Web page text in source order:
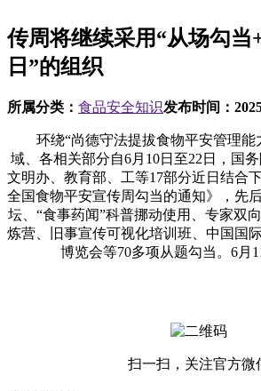
传周将继续采用“从场勾当
日”的组织
所属分类： 食品安全知识发布时间：
环绕“尚德守法提拔食物平安管理能
域、各相关部分自6月10日至22日，国
文明办、教育部、工等17部分近日结合
全国食物平安宣传周勾当的通知》，先
坛、“食事药闻”科普挪动使用、专家双
炼营、旧事宣传可视化培训班、中国国
博览会等70多项从题勾当。6月
扫一扫，关注官方微